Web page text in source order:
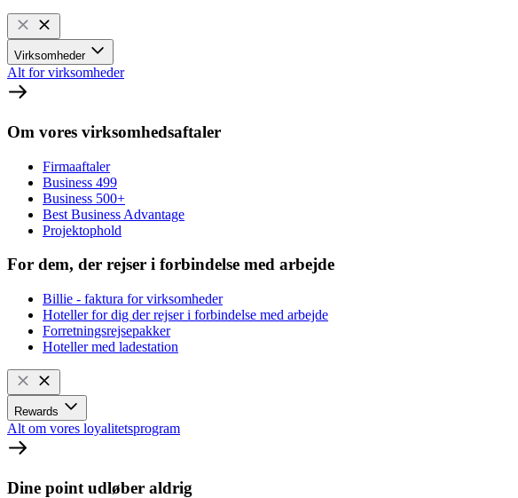
Virksomheder
Alt for virksomheder
Om vores virksomhedsaftaler
Firmaaftaler
Business 499
Business 500+
Best Business Advantage
Projektophold
For dem, der rejser i forbindelse med arbejde
Billie - faktura for virksomheder
Hoteller for dig der rejser i forbindelse med arbejde
Forretningsrejsepakker
Hoteller med ladestation
Rewards
Alt om vores loyalitetsprogram
Dine point udløber aldrig